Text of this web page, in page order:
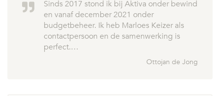
Sinds 2017 stond ik bij Aktiva onder bewind
en vanaf december 2021 onder
budgetbeheer. Ik heb Marloes Keizer als
contactpersoon en de samenwerking is
perfect.…
Ottojan de Jong